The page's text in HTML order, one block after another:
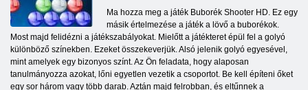
Ma hozza meg a játék Buborék Shooter HD. Ez egy
másik értelmezése a játék a lövő a buborékok.
Most majd felidézni a játékszabályokat. Mielőtt a játékteret épül fel a golyó
különböző színekben. Ezeket összekeverjük. Alsó jelenik golyó egyesével,
mint amelyek egy bizonyos színt. Az Ön feladata, hogy alaposan
tanulmányozza azokat, lőni egyetlen vezetik a csoportot. Be kell építeni őket
egy sor három vagy több darab. Aztán majd felrobban, és eltűnnek a